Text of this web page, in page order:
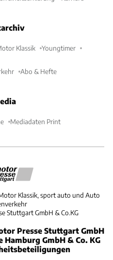
Klassik Youngtimer
Abo & Hefte
Mediadaten Print
Klassik, sport auto und Auto
Stuttgart GmbH & Co.KG
Presse Stuttgart GmbH
Hamburg GmbH & Co. KG